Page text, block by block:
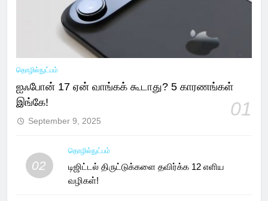
தொழில்நுட்பம்
ஐஃபோன் 17 ஏன் வாங்கக் கூடாது? 5 காரணங்கள்
இங்கே!
01
September 9, 2025
02
தொழில்நுட்பம்
டிஜிட்டல் திருட்டுக்களை தவிர்க்க 12 எளிய
வழிகள்!